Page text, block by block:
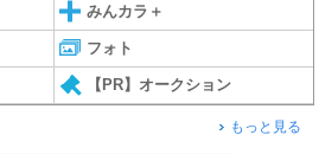
みんカラ＋
フォト
【PR】オークション
もっと見る